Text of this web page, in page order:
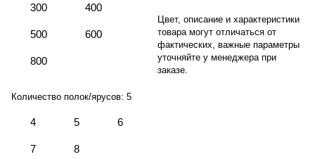
300 400
500 600
800
Количество полок/ярусов: 5
4 5 6
7 8
Цвет, описание и характеристики
товара могут отличаться от
фактических, важные параметры
уточняйте у менеджера при
заказе.